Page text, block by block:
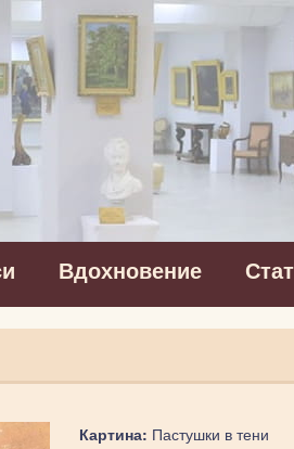
Вдохновение
Картина: Пастушки в тени